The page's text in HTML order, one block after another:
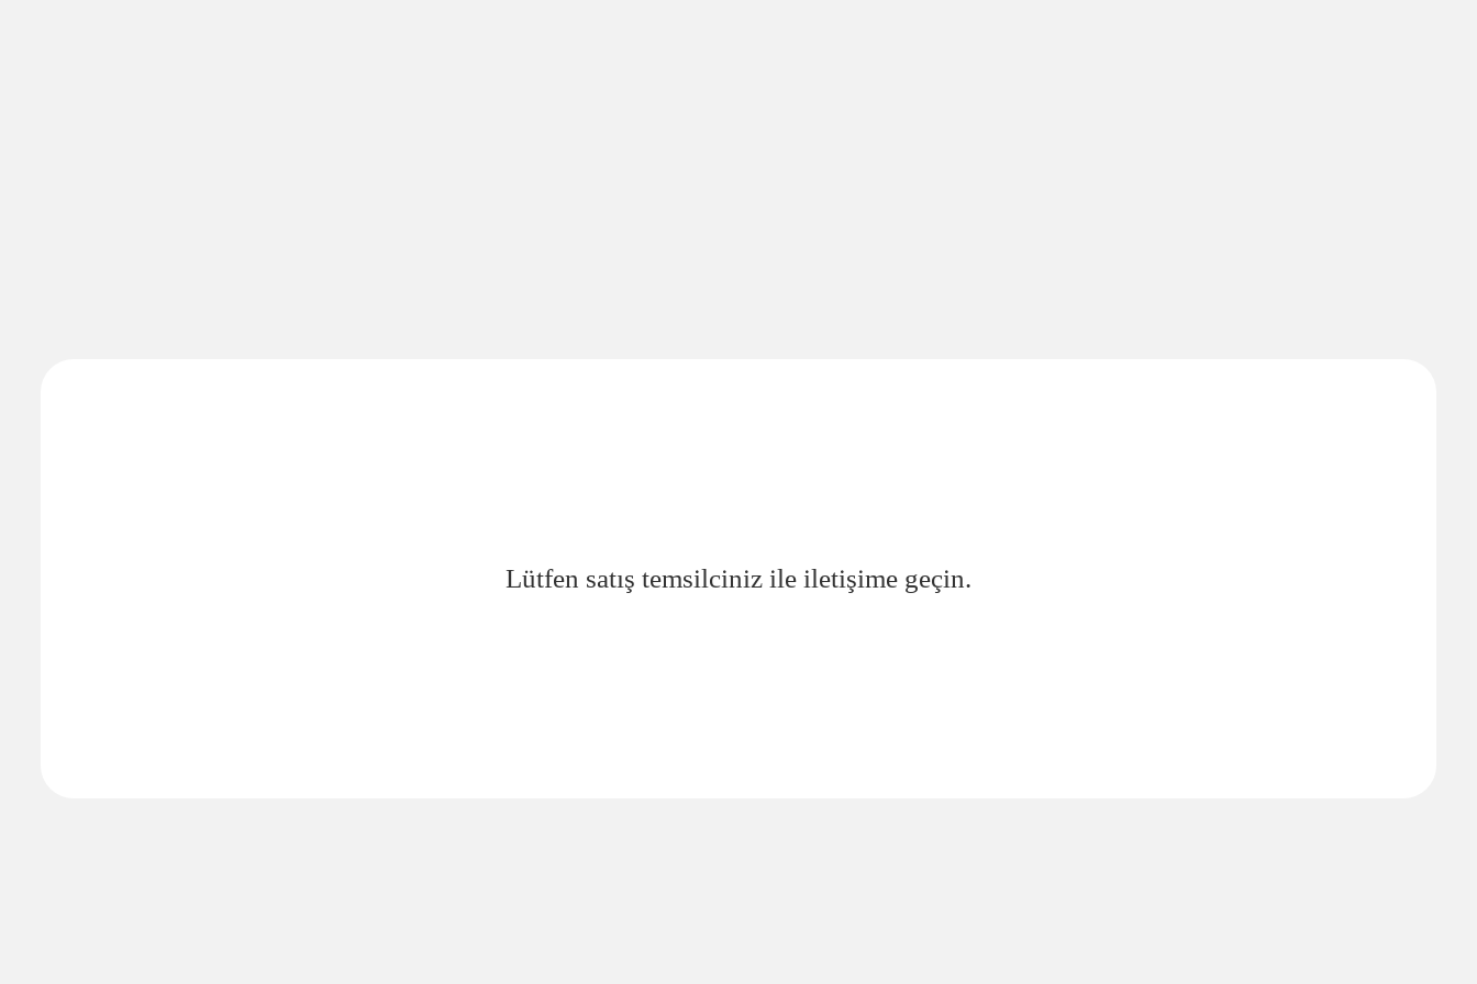
Lütfen satış temsilciniz ile iletişime geçin.